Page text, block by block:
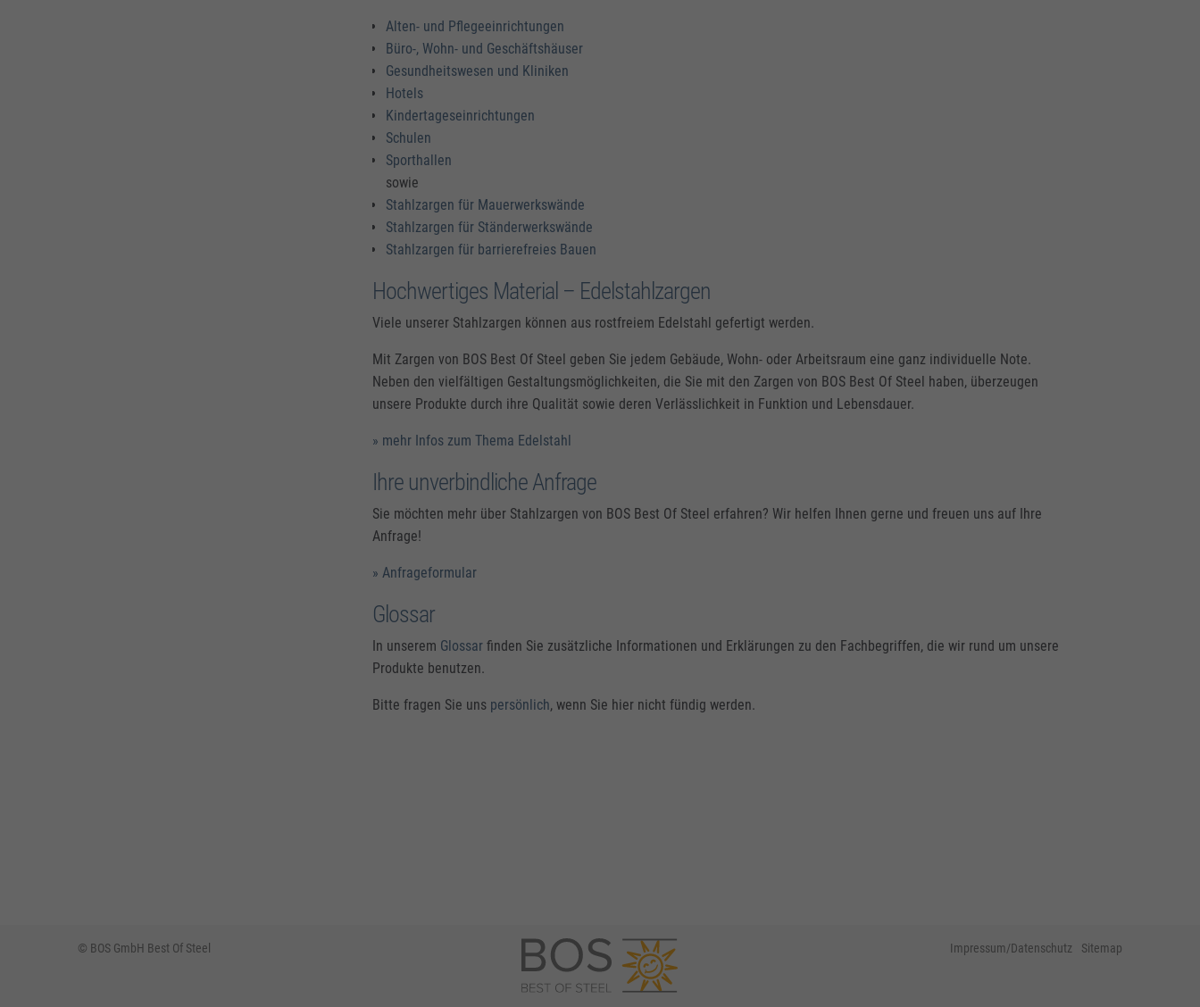
Alten- und Pflegeeinrichtungen
Büro-, Wohn- und Geschäftshäuser
Gesundheitswesen und Kliniken
Hotels
Kindertageseinrichtungen
Schulen
Sporthallen
sowie
Stahlzargen für Mauerwerkswände
Stahlzargen für Ständerwerkswände
Stahlzargen für barrierefreies Bauen
Hochwertiges Material – Edelstahlzargen
Viele unserer Stahlzargen können aus rostfreiem Edelstahl gefertigt werden.
Mit Zargen von BOS Best Of Steel geben Sie jedem Gebäude, Wohn- oder Arbeitsraum eine ganz individuelle Note.
Neben den vielfältigen Gestaltungsmöglichkeiten, die Sie mit den Zargen von BOS Best Of Steel haben, überzeugen
unsere Produkte durch ihre Qualität sowie deren Verlässlichkeit in Funktion und Lebensdauer.
» mehr Infos zum Thema Edelstahl
Ihre unverbindliche Anfrage
Sie möchten mehr über Stahlzargen von BOS Best Of Steel erfahren? Wir helfen Ihnen gerne und freuen uns auf Ihre
Anfrage!
» Anfrageformular
Glossar
In unserem Glossar finden Sie zusätzliche Informationen und Erklärungen zu den Fachbegriffen, die wir rund um unsere
Produkte benutzen.
Bitte fragen Sie uns persönlich, wenn Sie hier nicht fündig werden.
© BOS GmbH Best Of Steel Impressum/Datenschutz Sitemap